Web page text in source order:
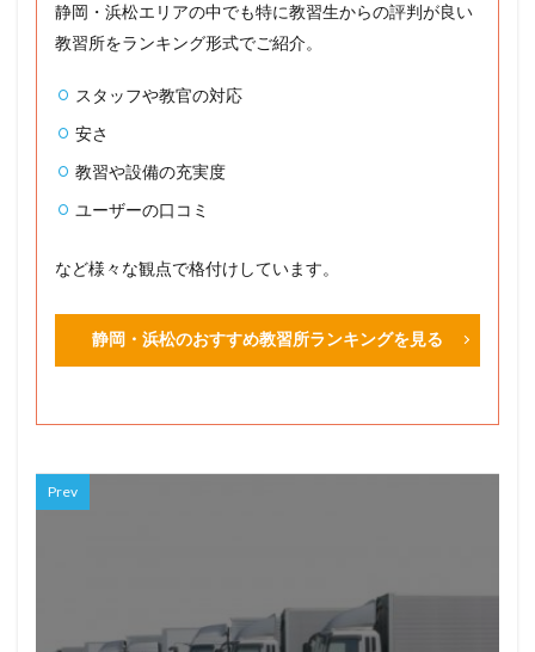
静岡・浜松エリアの中でも特に教習生からの評判が良い
教習所をランキング形式でご紹介。
スタッフや教官の対応
安さ
教習や設備の充実度
ユーザーの口コミ
など様々な観点で格付けしています。
静岡・浜松のおすすめ教習所ランキングを見る
Prev